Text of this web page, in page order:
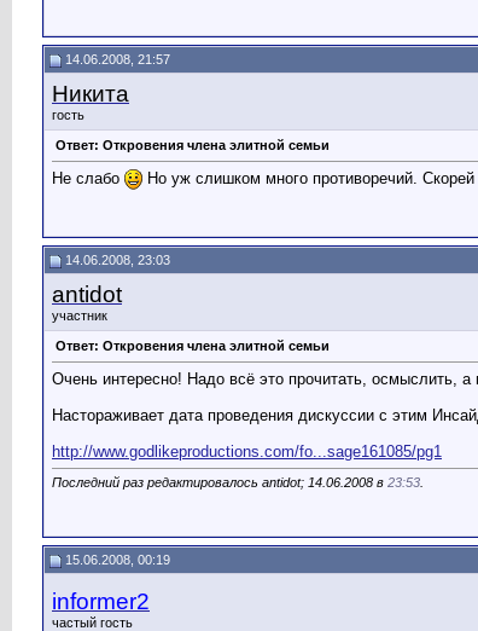
14.06.2008, 21:57
Никита
гость
Ответ: Откровения члена элитной семьи
Не слабо Но уж слишком много противоречий.
14.06.2008, 23:03
antidot
участник
Ответ: Откровения члена элитной семьи
Очень интересно! Надо всё это прочитать, осмыслить, а
Настораживает дата проведения дискуссии с этим
http://www.godlikeproductions.com/fo...sage161085/pg1
Последний раз редактировалось antidot; 14.06.2008 в 23:53
15.06.2008, 00:19
informer2
частый гость